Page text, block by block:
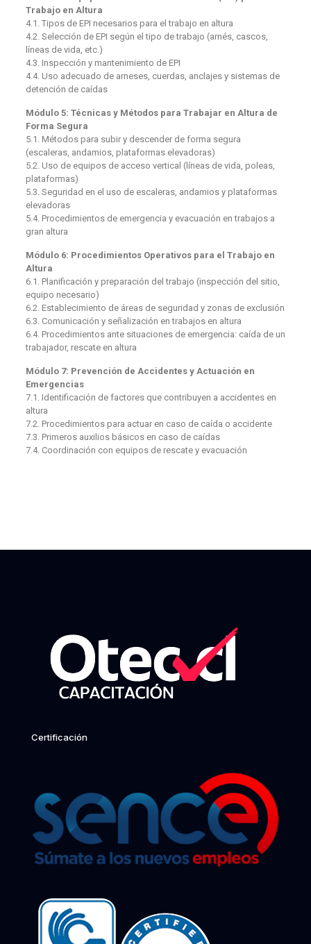
Trabajo en Altura
4.1. Tipos de EPI necesarios para el trabajo en altura
4.2. Selección de EPI según el tipo de trabajo (arnés, cascos,
líneas de vida, etc.)
4.3. Inspección y mantenimiento de EPI
4.4. Uso adecuado de arneses, cuerdas, anclajes y sistemas de
detención de caídas
Módulo 5: Técnicas y Métodos para Trabajar en Altura de
Forma Segura
5.1. Métodos para subir y descender de forma segura
(escaleras, andamios, plataformas elevadoras)
5.2. Uso de equipos de acceso vertical (líneas de vida, poleas,
plataformas)
5.3. Seguridad en el uso de escaleras, andamios y plataformas
elevadoras
5.4. Procedimientos de emergencia y evacuación en trabajos a
gran altura
Módulo 6: Procedimientos Operativos para el Trabajo en
Altura
6.1. Planificación y preparación del trabajo (inspección del sitio,
equipo necesario)
6.2. Establecimiento de áreas de seguridad y zonas de exclusión
6.3. Comunicación y señalización en trabajos en altura
6.4. Procedimientos ante situaciones de emergencia: caída de un
trabajador, rescate en altura
Módulo 7: Prevención de Accidentes y Actuación en
Emergencias
7.1. Identificación de factores que contribuyen a accidentes en
altura
7.2. Procedimientos para actuar en caso de caída o accidente
7.3. Primeros auxilios básicos en caso de caídas
7.4. Coordinación con equipos de rescate y evacuación
Certificación